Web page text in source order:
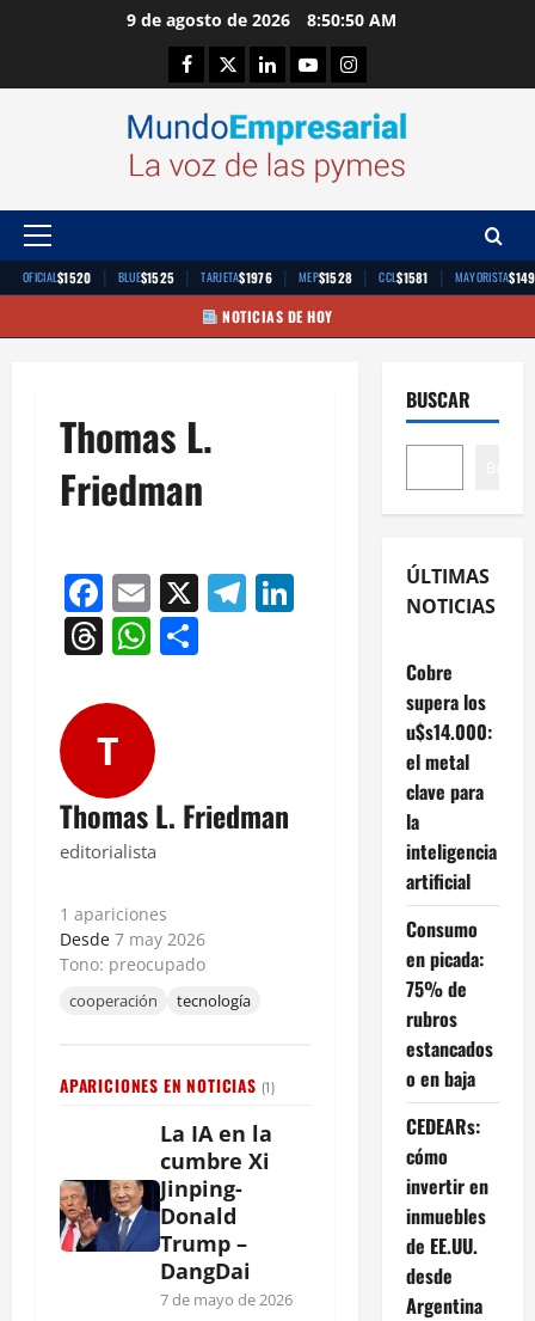
9 de agosto de 2026 8:50:51 AM
Facebook
TwitterLinkedinYoutubeInstagram
Menú
principal
OFICIAL$1520 | BLUE$1525 | TARJETA$1976 | MEP$1528 | CCL$1581 | MAYORISTA
NOTICIAS DE HOY
Thomas L.
Friedman
Facebook
Email
X Telegram
LinkedIn
Threads
WhatsApp
T
Thomas L. Friedman
editorialista
1 apariciones
Desde 7 may 2026
Tono: preocupado
cooperación tecnología
APARICIONES EN NOTICIAS (1)
La IA en la
cumbre Xi
Jinping-
Donald
Trump –
DangDai
7 de mayo de 2026
BUSCAR
ÚLTIMAS
NOTICIAS
Cobre
supera los
u$s14.000:
el metal
clave para
la
inteligencia
artificial
Consumo
en picada:
75% de
rubros
estancados
o en baja
CEDEARs:
cómo
invertir en
inmuebles
de EE.UU.
desde
Argentina